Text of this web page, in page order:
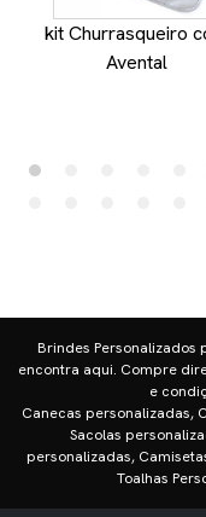
kit Churrasqueiro
Avental
Brindes Personalizados
encontra aqui. Compre
e
Canecas personalizadas,
Sacolas
personalizadas,
Toalhas